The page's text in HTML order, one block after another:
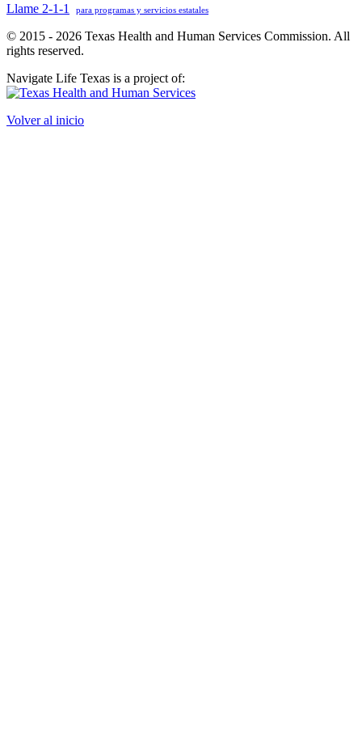
Llame 2-1-1
para programas y servicios estatales
© 2015 - 2026 Texas Health and Human Services Commission. All
rights reserved.
Navigate Life Texas is a project of:
Volver al inicio